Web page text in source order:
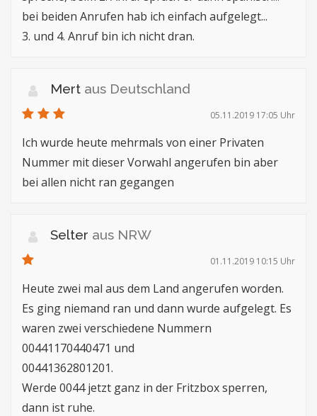
bei beiden Anrufen hab ich einfach aufgelegt...
3. und 4. Anruf bin ich nicht dran.
Mert aus Deutschland
05.11.2019 17:05 Uhr
Ich wurde heute mehrmals von einer Privaten
Nummer mit dieser Vorwahl angerufen bin aber
bei allen nicht ran gegangen
Selter aus NRW
01.11.2019 10:15 Uhr
Heute zwei mal aus dem Land angerufen worden.
Es ging niemand ran und dann wurde aufgelegt. Es
waren zwei verschiedene Nummern
00441170440471 und
00441362801201.
Werde 0044 jetzt ganz in der Fritzbox sperren,
dann ist ruhe.